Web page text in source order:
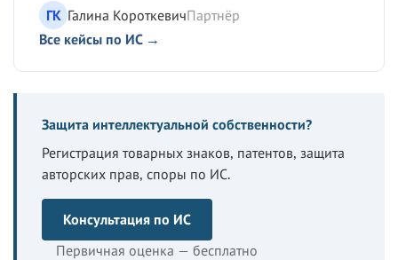
ГК Галина КороткевичПартнёр
Все кейсы по ИС →
Защита интеллектуальной собственности?
Регистрация товарных знаков, патентов, защита
авторских прав, споры по ИС.
Консультация по ИС
Первичная оценка — бесплатно